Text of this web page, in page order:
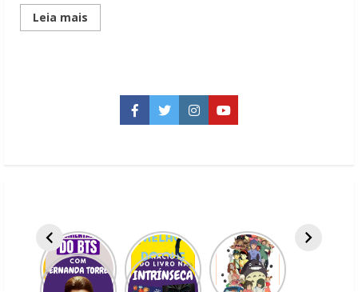
Leia mais
more
Facebook
TwitterInstagramYouTube